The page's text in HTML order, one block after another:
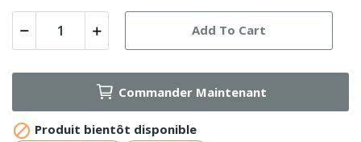
Add To Cart
Commander Maintenant
 Produit bientôt disponible